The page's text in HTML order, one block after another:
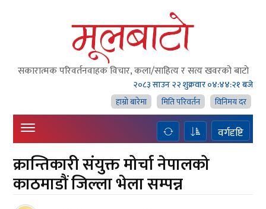
सकारात्मक परिवर्तनवाहक विचार, कला/साहित्य र सत्य खवरको बाटाे
२०८३ साउन २२ शुक्रवार०४:४४:२१ बजे
हाम्राे बारेमा
मिति परिवर्तन विनिमय दर
वर्गदृष्टि
क्रान्तिकारी संयुक्त मोर्चा नेपालको
काठमाडौं जिल्ला भेला सम्पन्न